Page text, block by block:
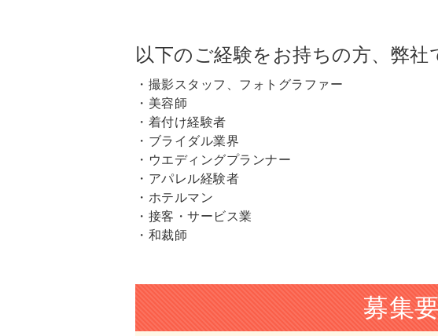
以下のご経験をお持ちの方、弊社
・撮影スタッフ、フォトグラファー
・美容師
・着付け経験者
・ブライダル業界
・ウエディングプランナー
・アパレル経験者
・ホテルマン
・接客・サービス業
・和裁師
募集